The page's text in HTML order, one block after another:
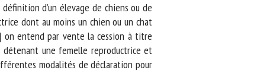
d’un élevage de chiens ou de
dont au moins un chien ou un chat
entend par vente la cession à titre
une femelle reproductrice et
modalités de déclaration pour